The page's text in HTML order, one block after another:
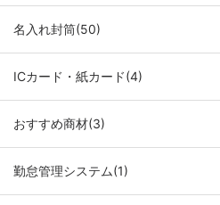
名入れ封筒(50)
ICカード・紙カード(4)
おすすめ商材(3)
勤怠管理システム(1)